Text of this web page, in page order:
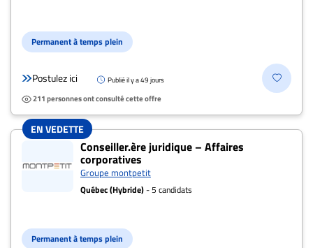
ET
JURISTES
Offres
d'emploi
Formation
Continue
Scoop?
ENTREPRISES
Permanent à temps plein
Postulez ici Publié il y a 49 jours
211 personnes ont consulté cette offre
EN VEDETTE
Conseiller.ère juridique – Affaires
corporatives
Groupe montpetit
Québec (Hybride)- 5 candidats
Permanent à temps plein